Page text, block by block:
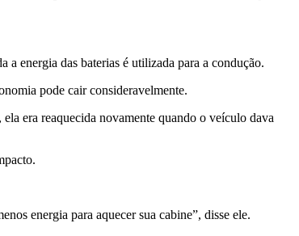
a energia das baterias é utilizada para a condução.
pode cair consideravelmente.
era reaquecida novamente quando o veículo dava
energia para aquecer sua cabine”, disse ele.